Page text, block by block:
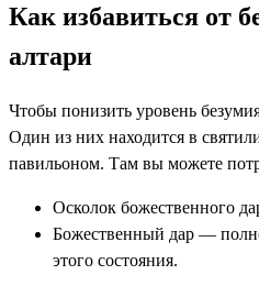
Как избавиться от
алтари
Чтобы понизить уровень
Один из них находится в
павильоном. Там вы можете
Осколок божественного
Божественный дар —
этого состояния.